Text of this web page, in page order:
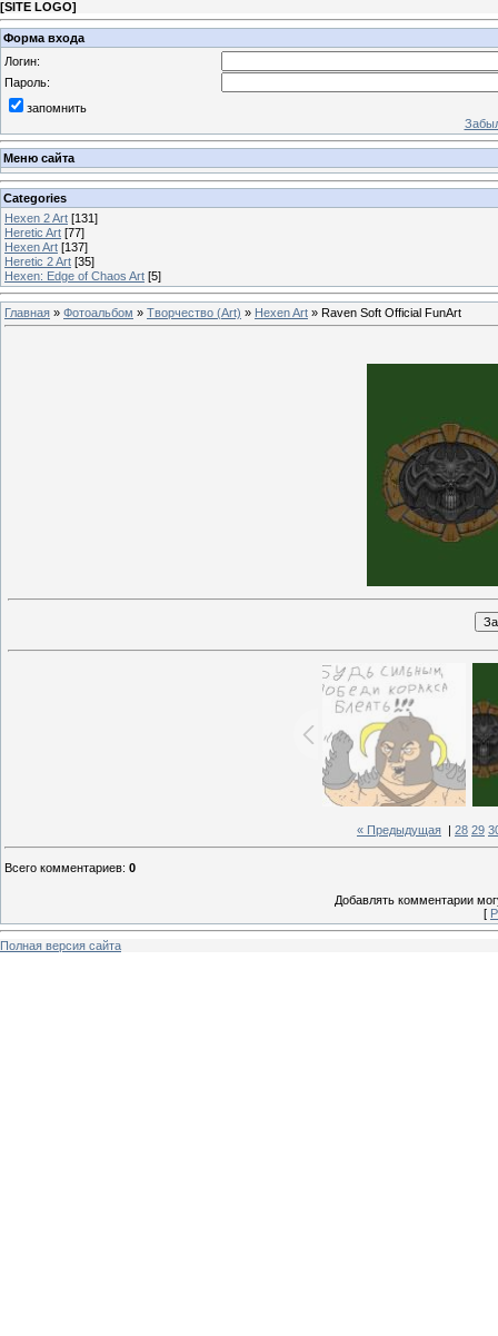
[SITE LOGO]
Форма входа
Логин:
Пароль:
запомнить
Меню сайта
Categories
Hexen 2 Art [131]
Heretic Art [77]
Hexen Art [137]
Heretic 2 Art [35]
Hexen: Edge of Chaos Art [5]
Главная » Фотоальбом » Творчество (Art) » Hexen Art » Raven Soft Official FunArt
« Предыдущая 28 29
Всего комментариев: 0
Добавлять комментарии
[
Полная версия сайта